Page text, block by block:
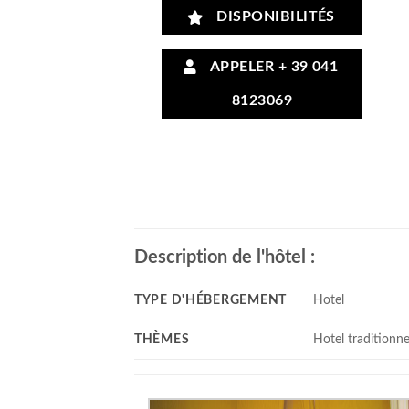
DISPONIBILITÉS
APPELER + 39 041
8123069
Description de l'hôtel :
TYPE D'HÉBERGEMENT Hotel
THÈMES Hotel